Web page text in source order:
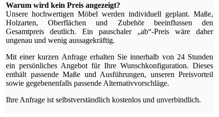
Warum wird kein Preis angezeigt?
Unsere hochwertigen Möbel werden individuell geplant. Maße,
Holzarten, Oberflächen und Zubehör beeinflussen den
Gesamtpreis deutlich. Ein pauschaler „ab“-Preis wäre daher
ungenau und wenig aussagekräftig.
Mit einer kurzen Anfrage erhalten Sie innerhalb von 24 Stunden
ein persönliches Angebot für Ihre Wunschkonfiguration. Dieses
enthält passende Maße und Ausführungen, unseren Preisvorteil
sowie gegebenenfalls passende Alternativvorschläge.
Ihre Anfrage ist selbstverständlich kostenlos und unverbindlich.